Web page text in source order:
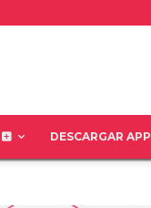
DESCARGAR APP